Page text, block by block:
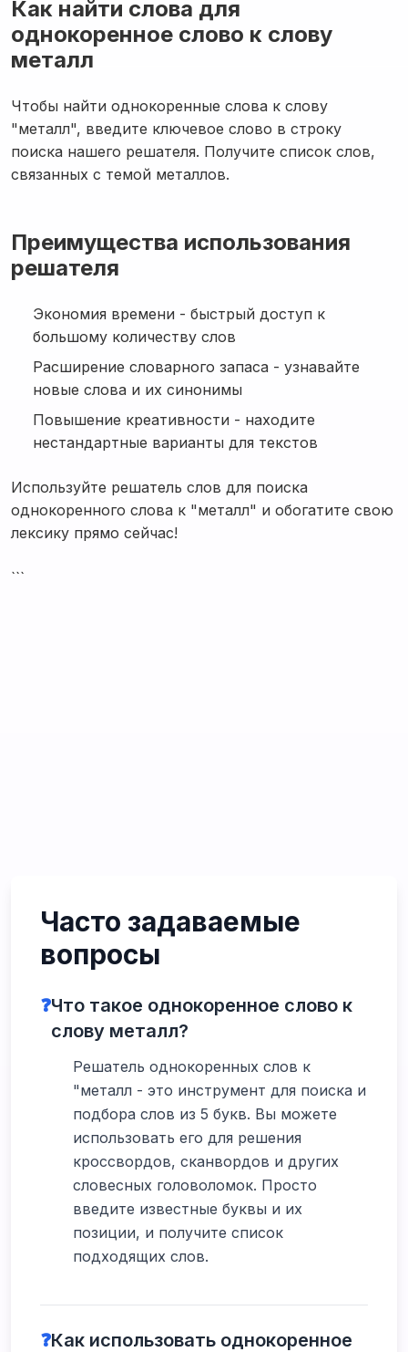
Как найти слова для
однокоренное слово к слову
металл
Чтобы найти однокоренные слова к слову
"металл", введите ключевое слово в строку
поиска нашего решателя. Получите список слов,
связанных с темой металлов.
Преимущества использования
решателя
Экономия времени - быстрый доступ к
большому количеству слов
Расширение словарного запаса - узнавайте
новые слова и их синонимы
Повышение креативности - находите
нестандартные варианты для текстов
Используйте решатель слов для поиска
однокоренного слова к "металл" и обогатите свою
лексику прямо сейчас!
```
Часто задаваемые
вопросы
❓Что такое однокоренное слово к
слову металл?
Решатель однокоренных слов к
"металл - это инструмент для поиска и
подбора слов из 5 букв. Вы можете
использовать его для решения
кроссвордов, сканвордов и других
словесных головоломок. Просто
введите известные буквы и их
позиции, и получите список
подходящих слов.
❓Как использовать однокоренное